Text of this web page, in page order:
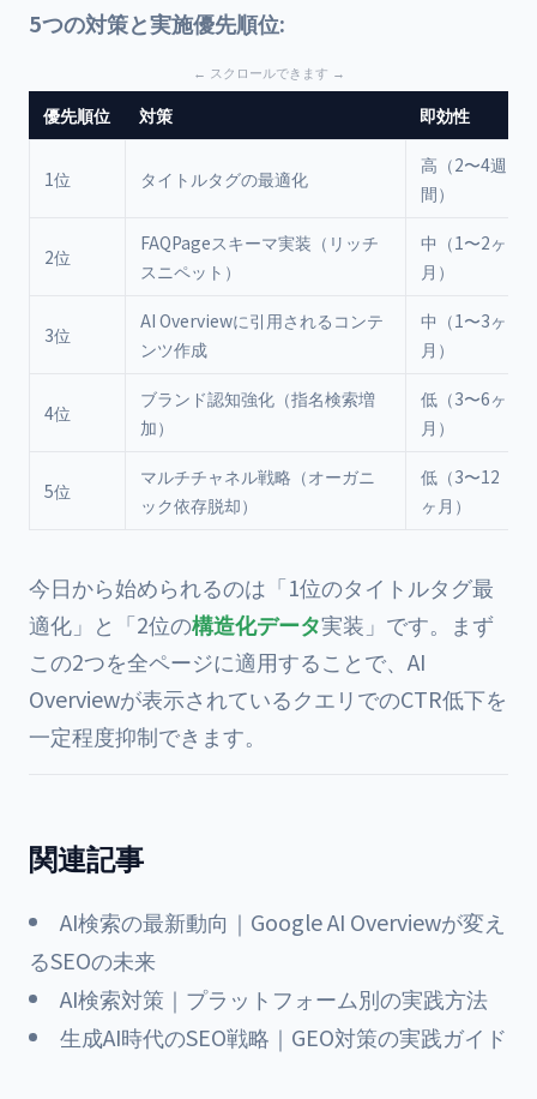
5つの対策と実施優先順位:
優先順位 対策 即効性
1位 タイトルタグの最適化
高（2〜4週
間）
2位
FAQPageスキーマ実装（リッチ
スニペット）
中（1〜2ヶ
月）
3位
AI Overviewに引用されるコンテ
ンツ作成
中（1〜3ヶ
月）
4位
ブランド認知強化（指名検索増
加）
低（3〜6ヶ
月）
5位
マルチチャネル戦略（オーガニ
ック依存脱却）
低（3〜12
ヶ月）
今日から始められるのは「1位のタイトルタグ最
適化」と「2位の構造化データ実装」です。まず
この2つを全ページに適用することで、AI
Overviewが表示されているクエリでのCTR低下を
一定程度抑制できます。
関連記事
AI検索の最新動向｜Google AI Overviewが変え
るSEOの未来
AI検索対策｜プラットフォーム別の実践方法
生成AI時代のSEO戦略｜GEO対策の実践ガイド